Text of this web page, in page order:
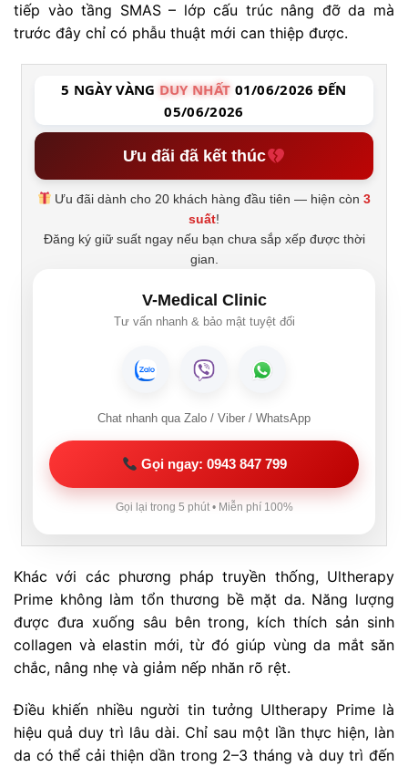
tiếp vào tầng SMAS – lớp cấu trúc nâng đỡ da mà
trước đây chỉ có phẫu thuật mới can thiệp được.
5 NGÀY VÀNG DUY NHẤT 01/06/2026 ĐẾN
05/06/2026
Ưu đãi đã kết thúc
Ưu đãi dành cho 20 khách hàng đầu tiên — hiện còn3
suất!
Đăng ký giữ suất ngay nếu bạn chưa sắp xếp được thời
gian.
V-Medical Clinic
Tư vấn nhanh & bảo mật tuyệt đối
Chat nhanh qua Zalo / Viber / WhatsApp
Gọi ngay: 0943 847 799
Gọi lại trong 5 phút • Miễn phí 100%
Khác với các phương pháp truyền thống, Ultherapy
Prime không làm tổn thương bề mặt da. Năng lượng
được đưa xuống sâu bên trong, kích thích sản sinh
collagen và elastin mới, từ đó giúp vùng da mắt săn
chắc, nâng nhẹ và giảm nếp nhăn rõ rệt.
Điều khiến nhiều người tin tưởng Ultherapy Prime là
hiệu quả duy trì lâu dài. Chỉ sau một lần thực hiện, làn
da có thể cải thiện dần trong 2–3 tháng và duy trì đến